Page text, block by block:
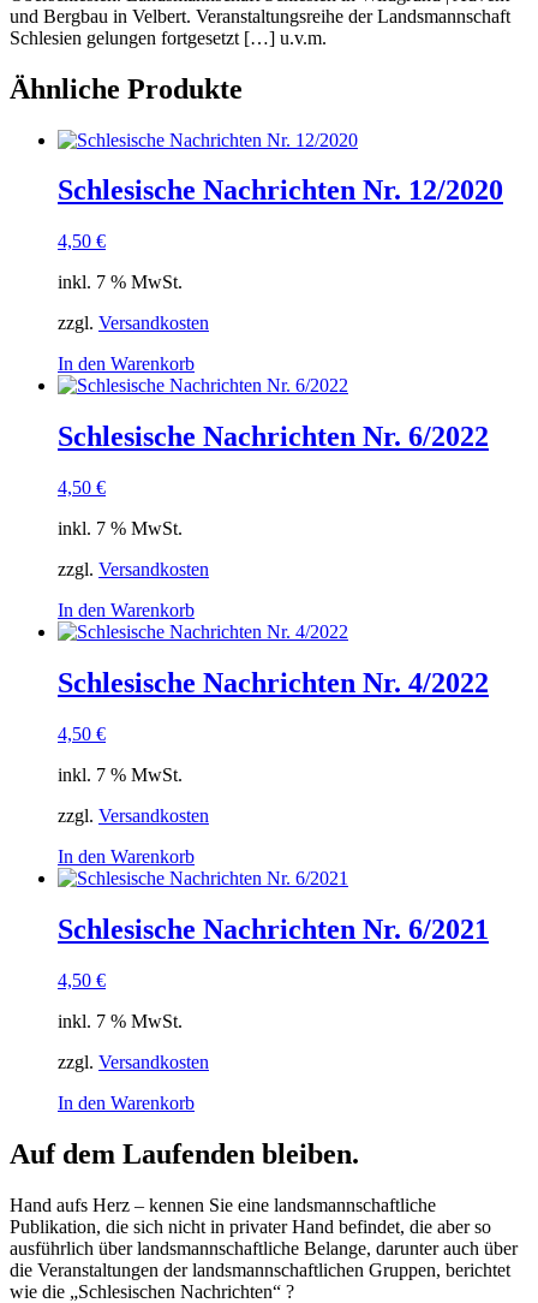
und Berg­bau in Vel­bert. Ver­an­stal­tungs­rei­he der Lands­mann­schaft
Schle­si­en gelun­gen fort­ge­setzt […] u.v.m.
Ähnliche Produkte
Schlesische Nachrichten Nr. 12/2020
4,50 €
inkl. 7 % MwSt.
zzgl. Versandkosten
In den Warenkorb
Schlesische Nachrichten Nr. 6/2022
4,50 €
inkl. 7 % MwSt.
zzgl. Versandkosten
In den Warenkorb
Schlesische Nachrichten Nr. 4/2022
4,50 €
inkl. 7 % MwSt.
zzgl. Versandkosten
In den Warenkorb
Schlesische Nachrichten Nr. 6/2021
4,50 €
inkl. 7 % MwSt.
zzgl. Versandkosten
In den Warenkorb
Auf dem Laufenden bleiben.
Hand aufs Herz – kennen Sie eine landsmannschaftliche
Publikation, die sich nicht in privater Hand befindet, die aber so
ausführlich über landsmannschaftliche Belange, darunter auch über
die Veranstaltungen der landsmannschaftlichen Gruppen, berichtet
wie die „Schlesischen Nachrichten“ ?